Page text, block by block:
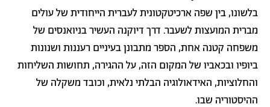
בלשונו, בין שפה ארכיטקטונית לעברית הייחודית של עולים
מברית המועצות לשעבר. דרך דיוקנה העשיר בניואנסים של
משפחה קטנה אחת, הספר מתבונן בעיניים רעננות ושנונות
ביופיו ובכאביו של המקום הזה, על ההגירה, תחושות השליחות
והחלוציות, האידאולוגיה הבלתי נלאית, וכובד משקלה של
ההיסטוריה שבו.